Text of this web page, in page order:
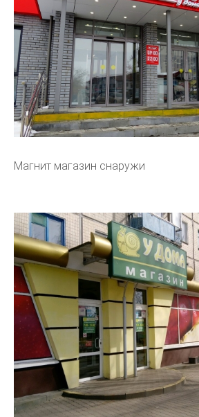
Магнит магазин снаружи